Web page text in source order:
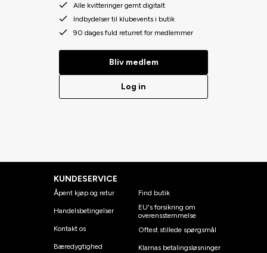
Alle kvitteringer gemt digitalt
Indbydelser til klubevents i butik
90 dages fuld returret for medlemmer
Bliv medlem
Log in
KUNDESERVICE
Åpent kjøp og retur
Handelsbetingelser
Kontakt os
Bæredygtighed
Find butik
EU's forsikring om
overensstemmelse
Oftest stillede spørgsmål
Klarnas betalingsløsninger